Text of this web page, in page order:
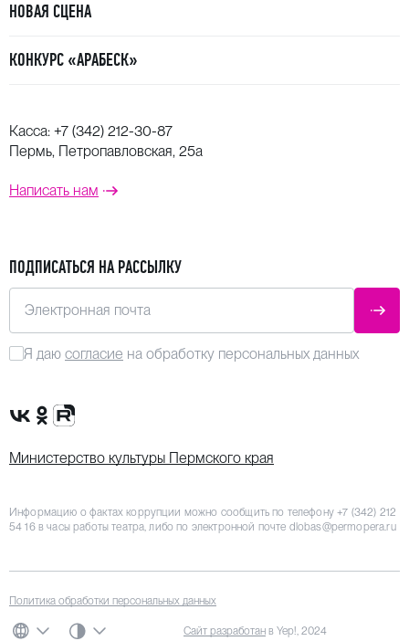
НОВАЯ СЦЕНА
КОНКУРС «АРАБЕСК»
Касса: +7 (342) 212-30-87
Пермь, Петропавловская, 25а
Написать нам
ПОДПИСАТЬСЯ НА РАССЫЛКУ
Электронная почта
Я даю согласие на обработку персональных данных
Министерство культуры Пермского края
Информацию о фактах коррупции можно сообщить по телефону+7 (342) 212
54 16в часы работы театра, либо по электронной почте dlobas@permopera.ru
Политика обработки персональных данных
СИСТЕМНАЯ ТЕМА Сайт разработан в Yep!, 2024